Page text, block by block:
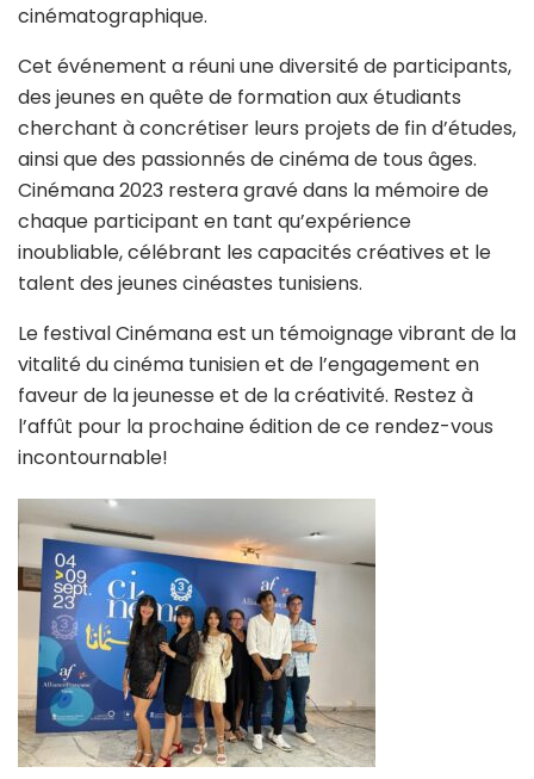
cinématographique.
Cet événement a réuni une diversité de participants,
des jeunes en quête de formation aux étudiants
cherchant à concrétiser leurs projets de fin d’études,
ainsi que des passionnés de cinéma de tous âges.
Cinémana 2023 restera gravé dans la mémoire de
chaque participant en tant qu’expérience
inoubliable, célébrant les capacités créatives et le
talent des jeunes cinéastes tunisiens.
Le festival Cinémana est un témoignage vibrant de la
vitalité du cinéma tunisien et de l’engagement en
faveur de la jeunesse et de la créativité. Restez à
l’affût pour la prochaine édition de ce rendez-vous
incontournable!